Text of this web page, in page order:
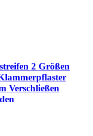
2 Größen
Verschließen